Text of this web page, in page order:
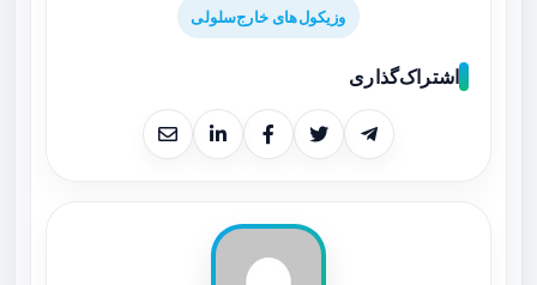
وزیکول‌های خارج‌سلولی
اشتراک‌گذاری